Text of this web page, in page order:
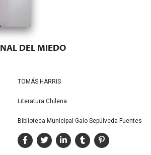
DEL MIEDO
TOMÁS HARRIS
Literatura Chilena
Biblioteca Municipal Galo Sepúlveda Fuentes